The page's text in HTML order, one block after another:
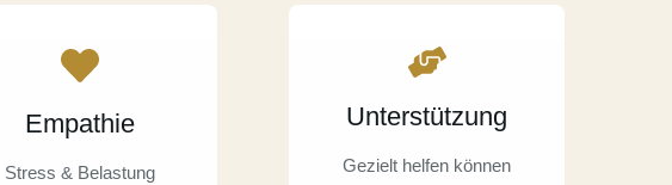
Empathie
Stress & Belastung
Unterstützung
Gezielt helfen können